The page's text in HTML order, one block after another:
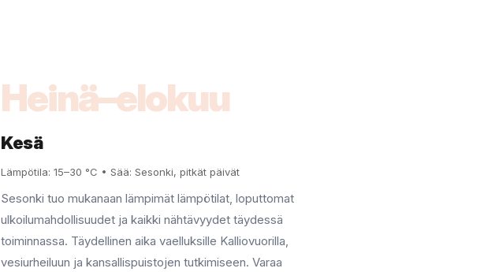
Heinä–elokuu
Kesä
Lämpötila: 15–30 °C • Sää: Sesonki, pitkät päivät
Sesonki tuo mukanaan lämpimät lämpötilat, loputtomat
ulkoilumahdollisuudet ja kaikki nähtävyydet täydessä
toiminnassa. Täydellinen aika vaelluksille Kalliovuorilla,
vesiurheiluun ja kansallispuistojen tutkimiseen. Varaa